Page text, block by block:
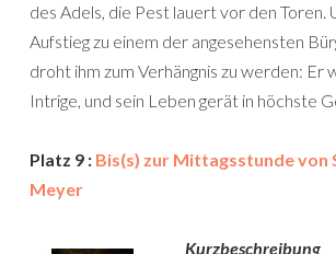
des Adels, die Pest lauert vor den Toren.
Aufstieg zu einem der angesehensten
droht ihm zum Verhängnis zu werden: Er
Intrige, und sein Leben gerät in höchste
Platz 9 : Bis(s) zur Mittagsstunde von
Meyer
Kurzbeschreibung